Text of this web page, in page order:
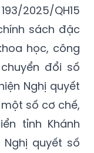
2025/QH15
sách đặc
học, công
đổi số
Nghị quyết
số cơ chế,
tỉnh Khánh
quyết số